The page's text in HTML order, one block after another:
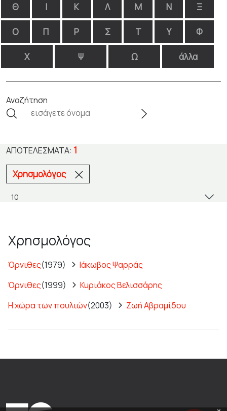
Θ Ι Κ Λ Μ Ν Ξ
Ο Π Ρ Σ Τ Υ Φ
Χ Ψ Ω άλλα
Αναζήτηση
ΑΠΟΤΕΛΈΣΜΑΤΑ: 1
Χρησμολόγος
Χρησμολόγος
Όρνιθες(1979)
Ιάκωβος Ψαρράς
Όρνιθες(1999)
Κυριάκος Βελισσάρης
Η χώρα των πουλιών(2003) Ζωή Αβραμίδου